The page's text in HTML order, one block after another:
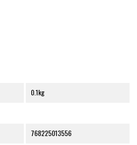
0.1kg
768225013556